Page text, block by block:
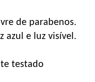
de parabenos.
azul e luz visível.
testado